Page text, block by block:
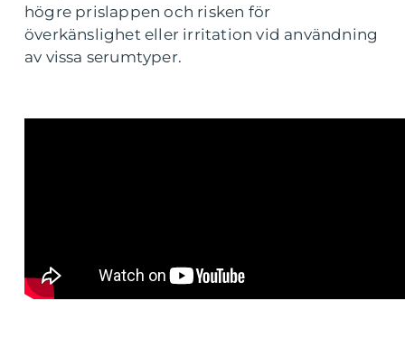
högre prislappen och risken för
överkänslighet eller irritation vid användning
av vissa serumtyper.